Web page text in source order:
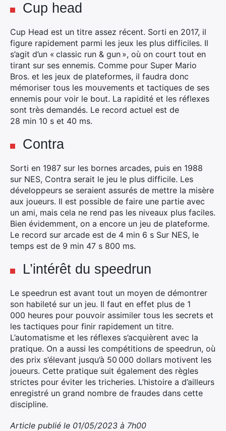
Cup head
Cup Head est un titre assez récent. Sorti en 2017, il
figure rapidement parmi les jeux les plus difficiles. Il
s’agit d’un « classic run & gun », où on court tout en
tirant sur ses ennemis. Comme pour Super Mario
Bros. et les jeux de plateformes, il faudra donc
mémoriser tous les mouvements et tactiques de ses
ennemis pour voir le bout. La rapidité et les réflexes
sont très demandés. Le record actuel est de
28 min 10 s et 40 ms.
Contra
Sorti en 1987 sur les bornes arcades, puis en 1988
sur NES, Contra serait le jeu le plus difficile. Les
développeurs se seraient assurés de mettre la misère
aux joueurs. Il est possible de faire une partie avec
un ami, mais cela ne rend pas les niveaux plus faciles.
Bien évidemment, on a encore un jeu de plateforme.
Le record sur arcade est de 4 min 6 s Sur NES, le
temps est de 9 min 47 s 800 ms.
L’intérêt du speedrun
Le speedrun est avant tout un moyen de démontrer
son habileté sur un jeu. Il faut en effet plus de 1
000 heures pour pouvoir assimiler tous les secrets et
les tactiques pour finir rapidement un titre.
L’automatisme et les réflexes s’acquièrent avec la
pratique. On a aussi les compétitions de speedrun, où
des prix s’élevant jusqu’à 50 000 dollars motivent les
joueurs. Cette pratique suit également des règles
strictes pour éviter les tricheries. L’histoire a d’ailleurs
enregistré un grand nombre de fraudes dans cette
discipline.
Article publié le 01/05/2023 à 7h00